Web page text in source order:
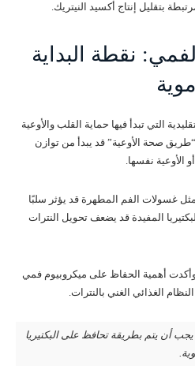
بتقليل إنتاج أكسيد النيتريك.
نقطة البداية
التي تبدأ فيها حماية القلب والأوعية
صحة الأوعية” قد يبدأ من توازن
الأوعية نفسها.
غسولات الفم المطهرة قد يؤثر سلبًا
المفيدة قد يضعف تحويل النترات
أهمية الحفاظ على ميكروبيوم فمي
الغذائي الغني بالنترات.
أن يتم بطريقة تحافظ على البكتيريا